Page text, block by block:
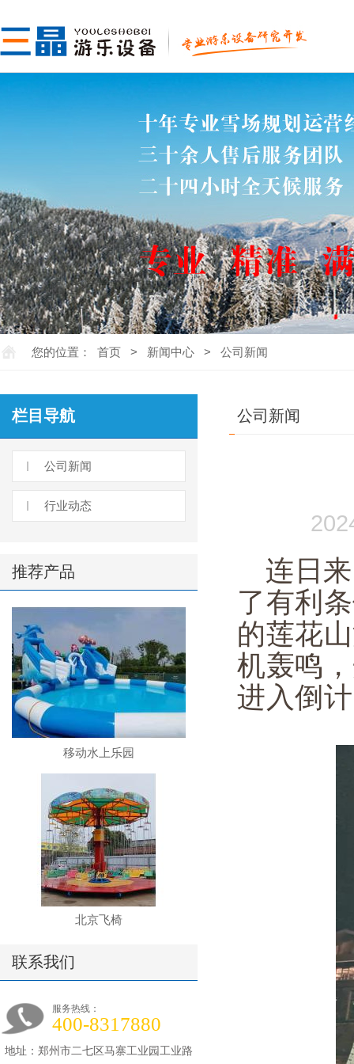
您的位置： 首页 > 新闻中心 > 公司新闻
栏目导航
公司新闻
行业动态
推荐产品
移动水上乐园
北京飞椅
联系我们
服务热线：
400-8317880
地址：郑州市二七区马寨工业园工业路
公司新闻
连日
了有利
的莲花
机轰鸣
进入倒